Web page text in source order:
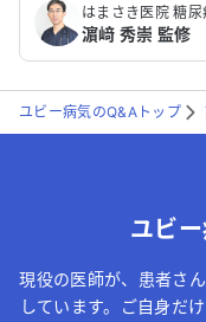
はまさき医院 糖
濵﨑 秀崇 監修
ユビー病気のQ&Aトップ
ユビ
現役の医師が、患者さ
しています。ご自身だ